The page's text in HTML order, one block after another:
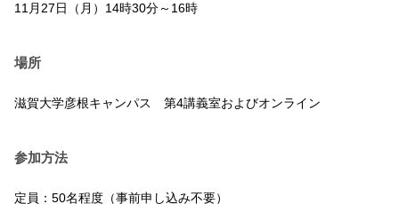
11月27日（月）14時30分～16時
場所
滋賀大学彦根キャンパス 第4講義室およびオンライン
参加方法
定員：50名程度（事前申し込み不要）